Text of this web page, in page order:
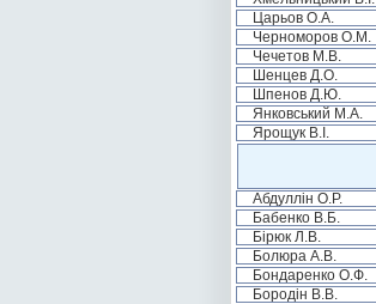
Царьов О.А.
Черноморов О.М.
Чечетов М.В.
Шенцев Д.О.
Шпенов Д.Ю.
Янковський М.А.
Ярощук В.І.
Абдуллін О.Р.
Бабенко В.Б.
Бірюк Л.В.
Болюра А.В.
Бондаренко О.Ф.
Бородін В.В.